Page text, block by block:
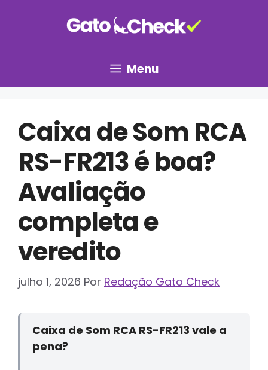
Menu
Caixa de Som RCA
RS-FR213 é boa?
Avaliação
completa e
veredito
julho 1, 2026 Por Redação Gato Check
Caixa de Som RCA RS-FR213 vale a
pena?